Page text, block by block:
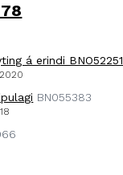
á erindi BNO52251
BN055383